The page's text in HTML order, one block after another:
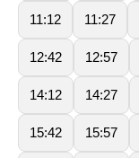
11:12 11:27
12:42 12:57
14:12 14:27
15:42 15:57